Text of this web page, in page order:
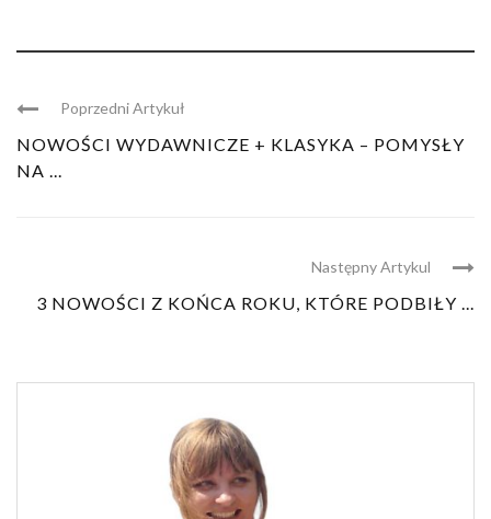
Poprzedni Artykuł
NOWOŚCI WYDAWNICZE + KLASYKA – POMYSŁY
NA ...
Następny Artykul
3 NOWOŚCI Z KOŃCA ROKU, KTÓRE PODBIŁY ...